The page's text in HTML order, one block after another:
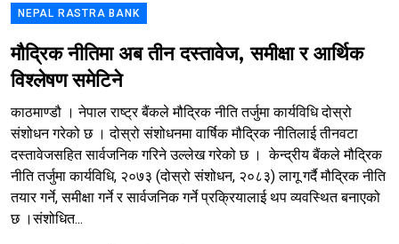
NEPAL RASTRA BANK
मौद्रिक नीतिमा अब तीन दस्तावेज, समीक्षा र आर्थिक
विश्लेषण समेटिने
काठमाण्डौ । नेपाल राष्ट्र बैंकले मौद्रिक नीति तर्जुमा कार्यविधि दोस्रो
संशोधन गरेको छ । दोस्रो संशोधनमा वार्षिक मौद्रिक नीतिलाई तीनवटा
दस्तावेजसहित सार्वजनिक गरिने उल्लेख गरेको छ । केन्द्रीय बैंकले मौद्रिक
नीति तर्जुमा कार्यविधि, २०७३ (दोस्रो संशोधन, २०८३) लागू गर्दै मौद्रिक नीति
तयार गर्ने, समीक्षा गर्ने र सार्वजनिक गर्ने प्रक्रियालाई थप व्यवस्थित बनाएको
छ ।संशोधित...